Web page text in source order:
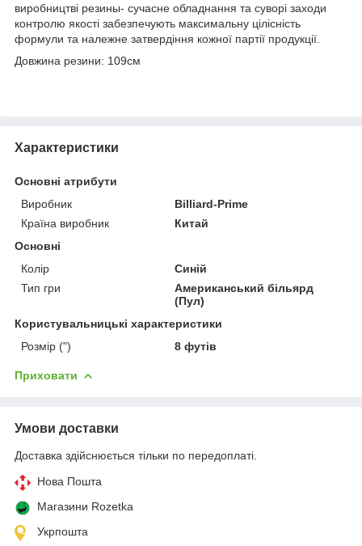
виробництві резины- сучасне обладнання та суворі заходи
контролю якості забезпечують максимальну цілісність
формули та належне затвердіння кожної партії продукції.
Довжина резини: 109см
Характеристики
Основні атрибути
Виробник
Billiard-Prime
Країна виробник
Китай
Основні
Колір
Синій
Тип гри
Американський більярд
(Пул)
Користувальницькі характеристики
Розмір (")
8 футів
Приховати
Умови доставки
Доставка здійснюється тільки по передоплаті.
Нова Пошта
Магазини Rozetka
Укрпошта